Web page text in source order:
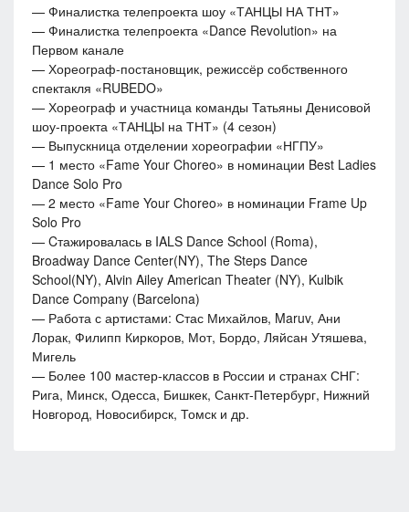
— Финалистка телепроекта шоу «ТАНЦЫ НА ТНТ»
— Финалистка телепроекта «Dance Revolution» на
Первом канале
— Хореограф-постановщик, режиссёр собственного
спектакля «RUBEDO»
— Хореограф и участница команды Татьяны Денисовой
шоу-проекта «ТАНЦЫ на ТНТ» (4 сезон)
— Выпускница отделении хореографии «НГПУ»
— 1 место «Fame Your Choreo» в номинации Best Ladies
Dance Solo Pro
— 2 место «Fame Your Choreo» в номинации Frame Up
Solo Pro
— Cтажировалась в IALS Dance School (Roma),
Broadway Dance Center(NY), The Steps Dance
School(NY), Alvin Ailey American Theater (NY), Kulbik
Dance Company (Barcelona)
— Работа с артистами: Стас Михайлов, Maruv, Ани
Лорак, Филипп Киркоров, Мот, Бордо, Ляйсан Утяшева,
Мигель
— Более 100 мастер-классов в России и странах СНГ:
Рига, Минск, Одесса, Бишкек, Санкт-Петербург, Нижний
Новгород, Новосибирск, Томск и др.